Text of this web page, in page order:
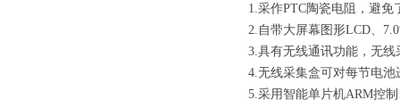
1.采作PTC陶瓷电阻，避
2.自带大屏幕图形LCD、
3.具有无线通讯功能，无
4.无线采集盒可对每节电
5.采用智能单片机ARM控